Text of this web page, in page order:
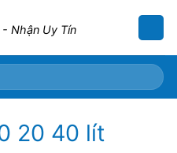
- Nhận Uy Tín
20 40 lít